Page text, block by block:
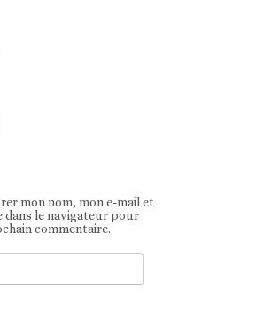
mon nom, mon e-mail et
dans le navigateur pour
commentaire.